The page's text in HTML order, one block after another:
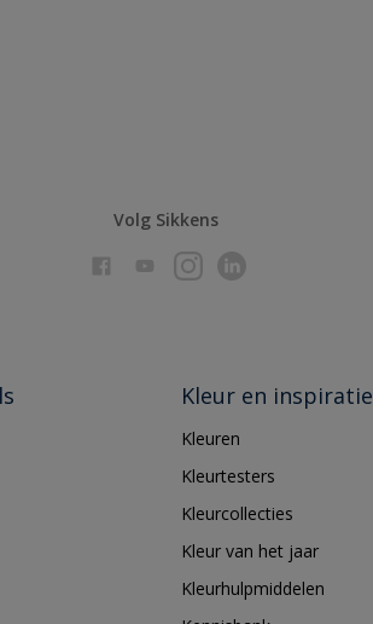
Volg Sikkens
Kleur en inspiratie
Kleuren
Kleurtesters
Kleurcollecties
Kleur van het jaar
Kleurhulpmiddelen